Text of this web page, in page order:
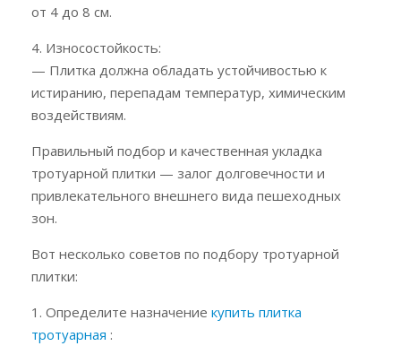
от 4 до 8 см.
4. Износостойкость:
— Плитка должна обладать устойчивостью к
истиранию, перепадам температур, химическим
воздействиям.
Правильный подбор и качественная укладка
тротуарной плитки — залог долговечности и
привлекательного внешнего вида пешеходных
зон.
Вот несколько советов по подбору тротуарной
плитки:
1. Определите назначение купить плитка
тротуарная :